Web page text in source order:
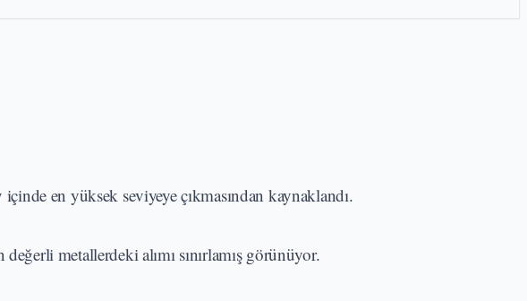
en yüksek seviyeye çıkmasından kaynaklandı.
metallerdeki alımı sınırlamış görünüyor.